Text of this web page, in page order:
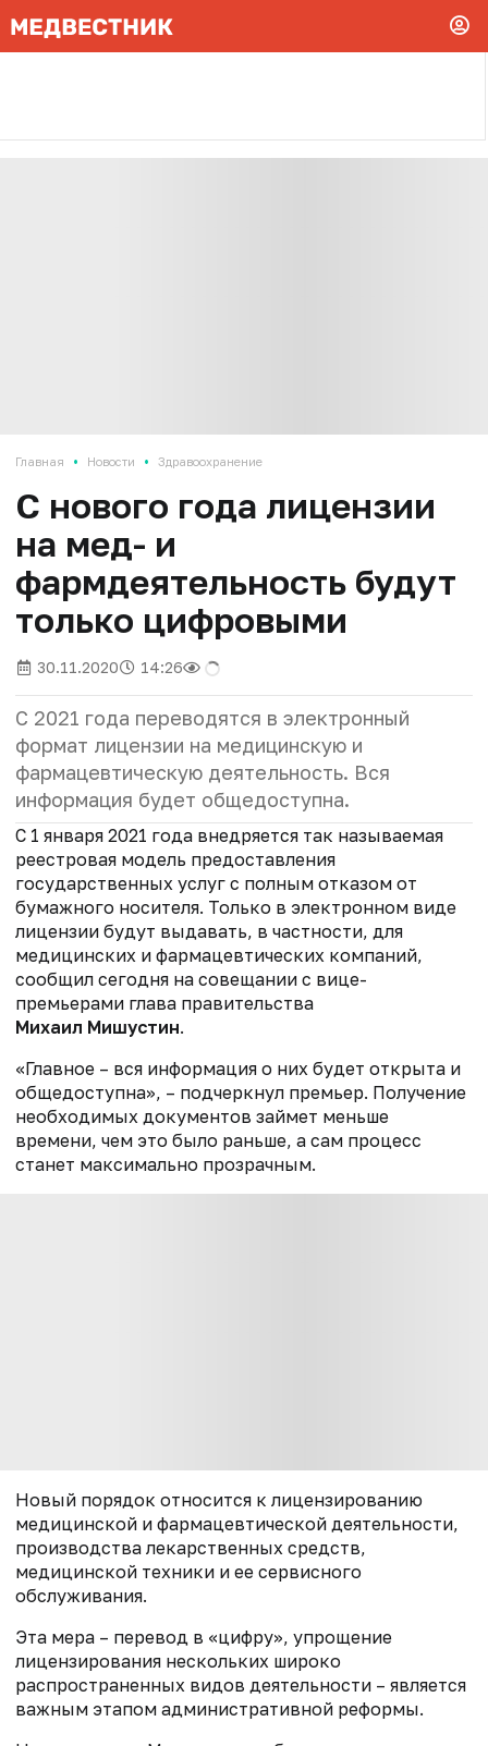
Главная • Новости • Здравоохранение
С нового года лицензии
на мед- и
фармдеятельность будут
только цифровыми
30.11.2020 14:26
С 2021 года переводятся в электронный
формат лицензии на медицинскую и
фармацевтическую деятельность. Вся
информация будет общедоступна.
С 1 января 2021 года внедряется так называемая
реестровая модель предоставления
государственных услуг с полным отказом от
бумажного носителя. Только в электронном виде
лицензии будут выдавать, в частности, для
медицинских и фармацевтических компаний,
сообщил сегодня на совещании с вице-
премьерами глава правительства
Михаил Мишустин.
«Главное – вся информация о них будет открыта и
общедоступна», – подчеркнул премьер. Получение
необходимых документов займет меньше
времени, чем это было раньше, а сам процесс
станет максимально прозрачным.
Новый порядок относится к лицензированию
медицинской и фармацевтической деятельности,
производства лекарственных средств,
медицинской техники и ее сервисного
обслуживания.
Эта мера – перевод в «цифру», упрощение
лицензирования нескольких широко
распространенных видов деятельности – является
важным этапом административной реформы.